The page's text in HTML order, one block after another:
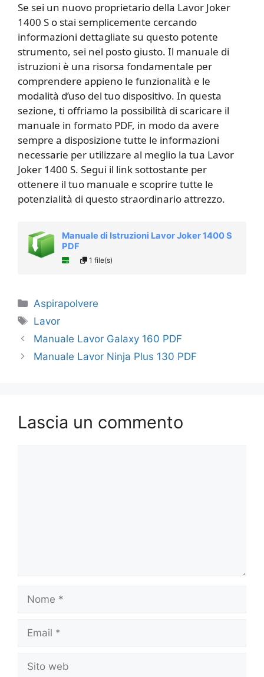
Se sei un nuovo proprietario della Lavor Joker
1400 S o stai semplicemente cercando
informazioni dettagliate su questo potente
strumento, sei nel posto giusto. Il manuale di
istruzioni è una risorsa fondamentale per
comprendere appieno le funzionalità e le
modalità d’uso del tuo dispositivo. In questa
sezione, ti offriamo la possibilità di scaricare il
manuale in formato PDF, in modo da avere
sempre a disposizione tutte le informazioni
necessarie per utilizzare al meglio la tua Lavor
Joker 1400 S. Segui il link sottostante per
ottenere il tuo manuale e scoprire tutte le
potenzialità di questo straordinario attrezzo.
Manuale di Istruzioni Lavor Joker 1400 S
PDF
1 file(s)
Categorie
Aspirapolvere
Tag
Lavor
Manuale Lavor Galaxy 160 PDF
Manuale Lavor Ninja Plus 130​ PDF
Lascia un commento
web